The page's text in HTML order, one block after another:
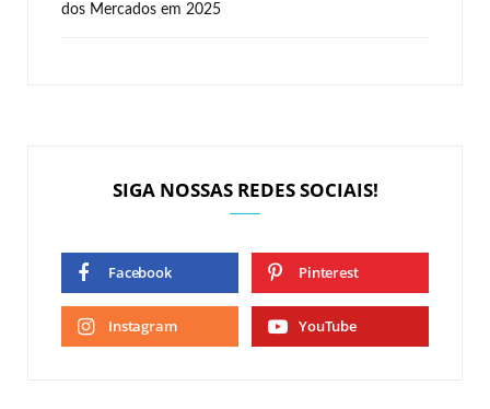
dos Mercados em 2025
SIGA NOSSAS REDES SOCIAIS!
Facebook Pinterest
Instagram YouTube